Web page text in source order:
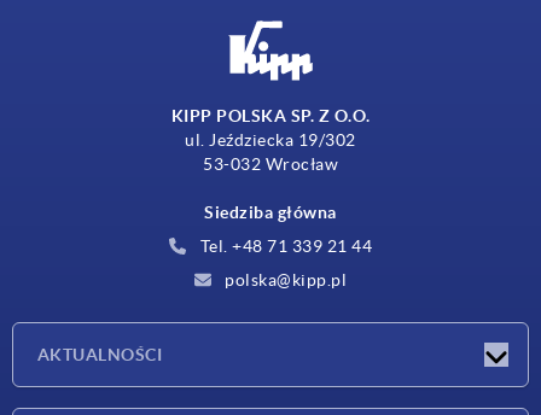
KIPP POLSKA SP. Z O.O.
ul. Jeździecka 19/302
53-032 Wrocław
Siedziba główna
Tel. +48 71 339 21 44
polska@kipp.pl
AKTUALNOŚCI